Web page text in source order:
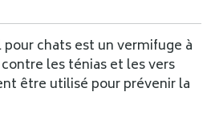
chats est un vermifuge à
les ténias et les vers
être utilisé pour prévenir la